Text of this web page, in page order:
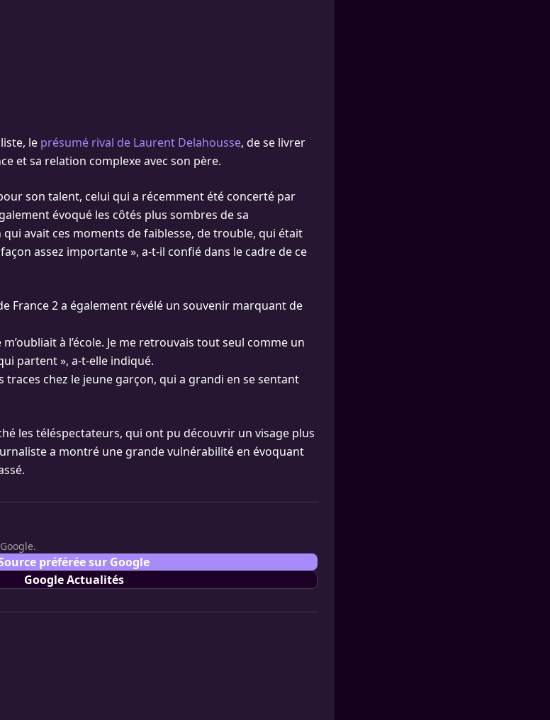
le présumé rival de Laurent Delahousse, de se livrer
et sa relation complexe avec son père.
son talent, celui qui a récemment été concerté par
évoqué les côtés plus sombres de sa
qui avait ces moments de faiblesse, de trouble, qui était
assez importante », a-t-il confié dans le cadre de ce
France 2 a également révélé un souvenir marquant de
à l’école. Je me retrouvais tout seul comme un
partent », a-t-elle indiqué.
traces chez le jeune garçon, qui a grandi en se sentant
les téléspectateurs, qui ont pu découvrir un visage plus
a montré une grande vulnérabilité en évoquant
préférée sur Google
Google Actualités